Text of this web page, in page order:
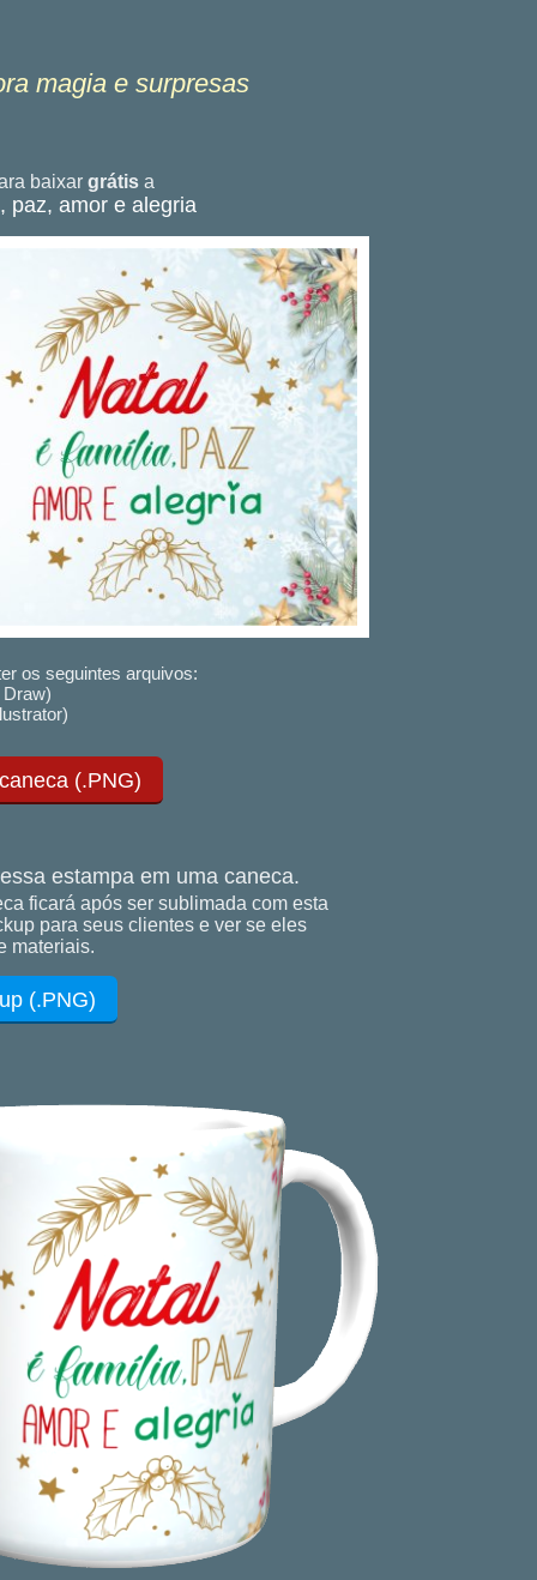
magia e surpresas
baixar grátis a
paz, amor e alegria
os seguintes arquivos:
(.PNG)
estampa em uma caneca.
ficará após ser sublimada com esta
para seus clientes e ver se eles
materiais.
(.PNG)